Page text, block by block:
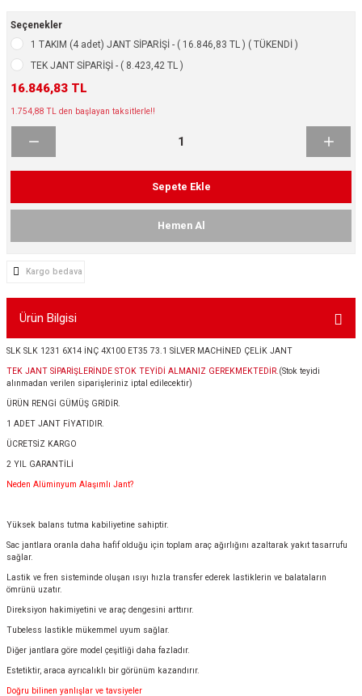
Lastikleri
Çelik Jantlar
Seçenekler
1 TAKIM (4 adet) JANT SİPARİŞİ - ( 16.846,83 TL ) ( TÜKENDİ )
TEK JANT SİPARİŞİ - ( 8.423,42 TL )
16.846,83 TL
1.754,88 TL den başlayan taksitlerle!!
Sepete Ekle
Hemen Al
Kargo bedava
Ürün Bilgisi
SLK SLK 1231 6X14 İNÇ 4X100 ET35 73.1 SİLVER MACHİNED ÇELİK JANT
TEK JANT SİPARİŞLERİNDE STOK TEYİDİ ALMANIZ GEREKMEKTEDİR. (Stok teyidi
alınmadan verilen siparişleriniz iptal edilecektir)
ÜRÜN RENGİ GÜMÜŞ GRİDİR.
1 ADET JANT FİYATIDIR.
ÜCRETSİZ KARGO
2 YIL GARANTİLİ
Neden Alüminyum Alaşımlı Jant?
Yüksek balans tutma kabiliyetine sahiptir.
Sac jantlara oranla daha hafif olduğu için toplam araç ağırlığını azaltarak yakıt tasarrufu
sağlar.
Lastik ve fren sisteminde oluşan ısıyı hızla transfer ederek lastiklerin ve balataların
ömrünü uzatır.
Direksiyon hakimiyetini ve araç dengesini arttırır.
Tubeless lastikle mükemmel uyum sağlar.
Diğer jantlara göre model çeşitliği daha fazladır.
Estetiktir, araca ayrıcalıklı bir görünüm kazandırır.
Doğru bilinen yanlışlar ve tavsiyeler